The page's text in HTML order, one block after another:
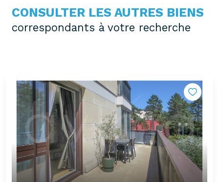
CONSULTER LES AUTRES BIENS
correspondants à votre recherche